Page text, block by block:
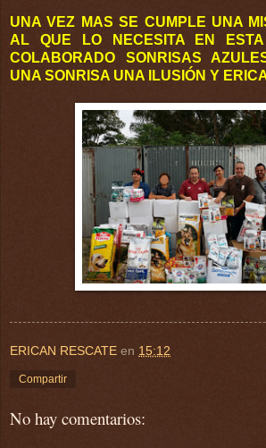
UNA VEZ MAS SE CUMPLE UNA
AL QUE LO NECESITA EN ESTA
COLABORADO SONRISAS
UNA SONRISA UNA ILUSIÓN Y
ERICAN RESCATE en 15:12
Compartir
No hay comentarios: